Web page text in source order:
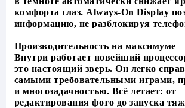
комфорта глаз. Always-On Display
информацию, не разблокируя
Производительность на максимуме
Внутри работает новейший
это настоящий зверь. Он легко
самыми требовательными играми,
и многозадачностью. Всё летает: от
редактирования фото до запуска